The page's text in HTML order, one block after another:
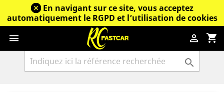
En navigant sur ce site, vous acceptez
automatiquement le RGPD et l’utilisation de cookies
 shopping_cart

